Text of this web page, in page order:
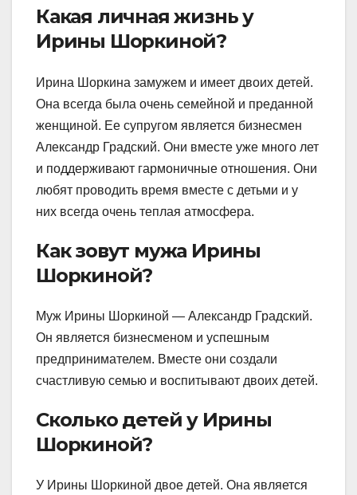
Какая личная жизнь у
Ирины Шоркиной?
Ирина Шоркина замужем и имеет двоих детей.
Она всегда была очень семейной и преданной
женщиной. Ее супругом является бизнесмен
Александр Градский. Они вместе уже много лет
и поддерживают гармоничные отношения. Они
любят проводить время вместе с детьми и у
них всегда очень теплая атмосфера.
Как зовут мужа Ирины
Шоркиной?
Муж Ирины Шоркиной — Александр Градский.
Он является бизнесменом и успешным
предпринимателем. Вместе они создали
счастливую семью и воспитывают двоих детей.
Сколько детей у Ирины
Шоркиной?
У Ирины Шоркиной двое детей. Она является